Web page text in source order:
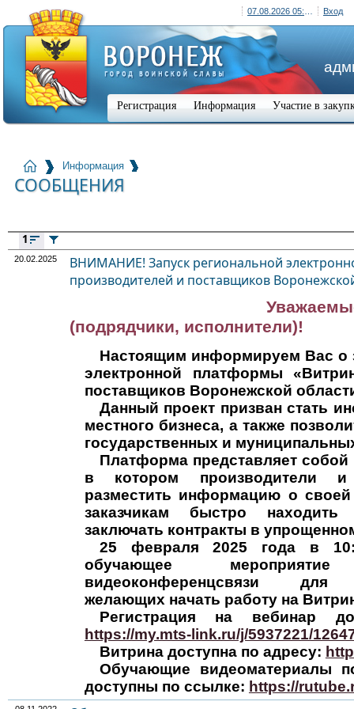
Вход
Регистрация Информация Участие в
Информация
СООБЩЕНИЯ
1
20.02.2025
ВНИМАНИЕ! Запуск региональной
производителей и поставщиков
(подрядчики, исполнители)!
Настоящим информируем Вас о
электронной платформы
поставщиков Воронежской
Данный проект призван стать
местного бизнеса, а также
государственных и
Платформа представляет собой
в котором производители и
разместить информацию о своей
заказчикам быстро
заключать контракты в
25 февраля 2025 года в
обучающее
видеоконференцсвязи для
желающих начать работу на
Регистрация на вебинар
https://my.mts-link.ru/j/5937221/
Витрина доступна по адресу:
Обучающие видеоматериалы
доступны по ссылке: https://